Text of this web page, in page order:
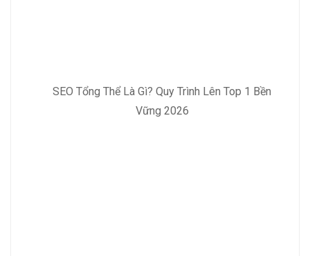
SEO Tổng Thể Là Gì? Quy Trình Lên Top 1 Bền
Vững 2026